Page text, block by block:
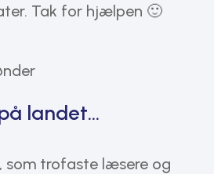
Tak for hjælpen 🙂
landet…
som trofaste læsere og